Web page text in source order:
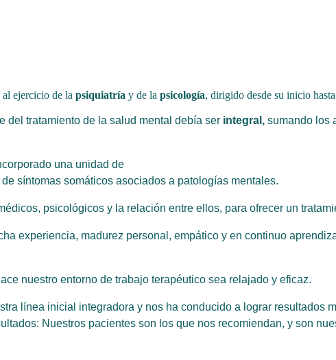
ejercicio de la psiquiatría y de la psicología, dirigido desde su inicio
del tratamiento de la salud mental debía serintegral, sumando los
una unidad de
síntomas somáticos asociados a patologías mentales.
psicológicos y la relación entre ellos, para ofrecer un
experiencia, madurez personal, empático y en continuo
nuestro entorno de trabajo terapéutico sea relajado y eficaz.
línea inicial integradora y nos ha conducido a lograr resultados
Nuestros pacientes son los que nos recomiendan, y son